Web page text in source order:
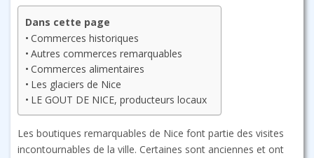
Dans cette page
Commerces historiques
Autres commerces remarquables
Commerces alimentaires
Les glaciers de Nice
LE GOUT DE NICE, producteurs locaux
Les boutiques remarquables de Nice font partie des visites
incontournables de la ville. Certaines sont anciennes et ont